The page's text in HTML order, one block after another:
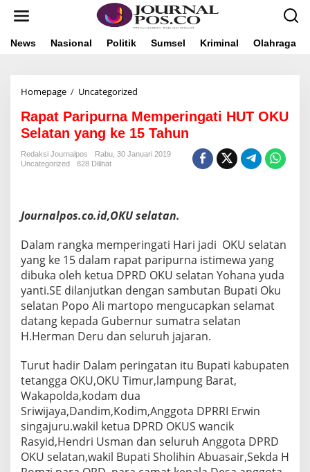
News Nasional Politik Sumsel Kriminal Olahraga
Homepage / Uncategorized
p
a
t
P
u
n
a
M
e
m
p
e
r
i
g
a
t
i
H
U
T
O
Rapat Paripurna Memperingati HUT OKU
Selatan yang ke 15 Tahun
Redaksi Journalpos
Rabu, 30 Januari 2019
Uncategorized
828 Dilihat
Journalpos.co.id,OKU selatan.
Dalam rangka memperingati Hari jadi OKU selatan
yang ke 15 dalam rapat paripurna istimewa yang
dibuka oleh ketua DPRD OKU selatan Yohana yuda
yanti.SE dilanjutkan dengan sambutan Bupati Oku
selatan Popo Ali martopo mengucapkan selamat
datang kepada Gubernur sumatra selatan
H.Herman Deru dan seluruh jajaran.
Turut hadir Dalam peringatan itu Bupati kabupaten
tetangga OKU,OKU Timur,lampung Barat,
Wakapolda,kodam dua
Sriwijaya,Dandim,Kodim,Anggota DPRRI Erwin
singajuru.wakil ketua DPRD OKUS wancik
Rasyid,Hendri Usman dan seluruh Anggota DPRD
OKU selatan,wakil Bupati Sholihin Abuasair,Sekda H